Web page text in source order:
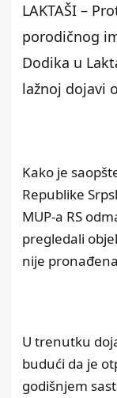
LAKTAŠI –
porodičnog
Dodika u
lažnoj dojavi
Kako je
Republike
MUP-a RS
pregledali
nije
U trenutku
budući da je
godišnjem